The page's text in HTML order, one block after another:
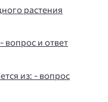
растения
вопрос и ответ
из: - вопрос